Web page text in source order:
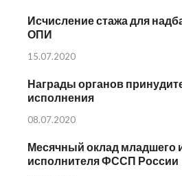
Исчисление стажа для
ОПИ
15.07.2020
Награды органов
исполнения
08.07.2020
Месячный оклад младшего
исполнителя ФССП России